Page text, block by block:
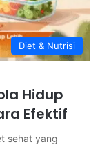
Diet & Nutrisi
Hidup
Efektif
sehat yang